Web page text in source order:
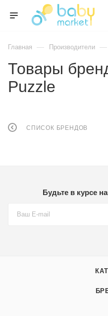
Главная — Производители —
Товары
Puzzle
СПИСОК БРЕНДОВ
Будьте в курсе